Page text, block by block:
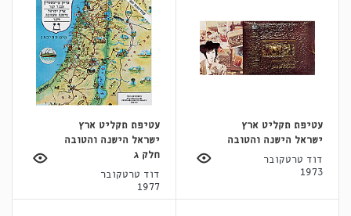
עטיפת תקליט ארץ
ישראל הישנה והטובה
דוד טרטקובר
1973
עטיפת תקליט ארץ
ישראל הישנה והטובה
חלק ג
דוד טרטקובר
1977